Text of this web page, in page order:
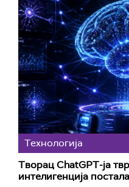
Технологијa
Творац ChatGPT-ја
интелигенција